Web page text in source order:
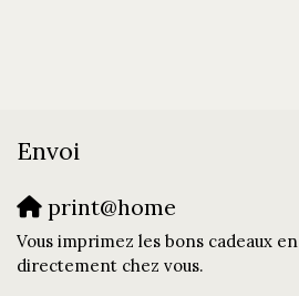
Envoi
print@home
Vous imprimez les bons cadeaux
directement chez vous.